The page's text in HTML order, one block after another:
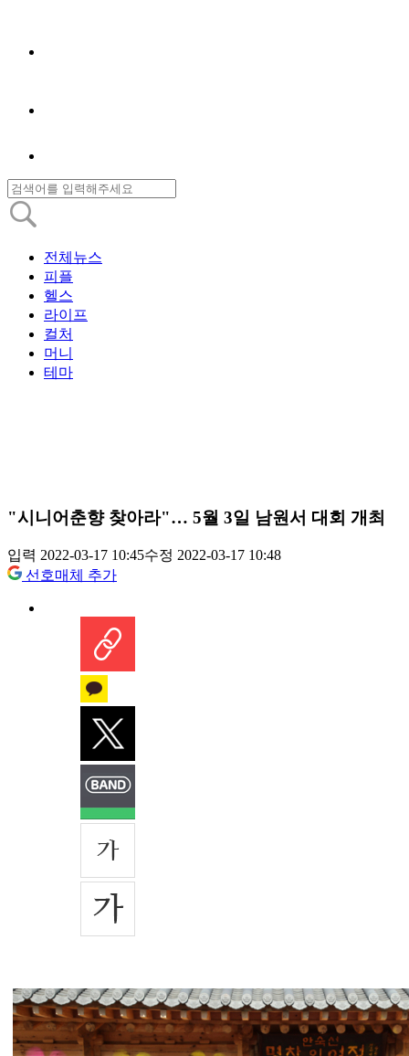
전체뉴스
피플
헬스
라이프
컬처
머니
테마
"시니어춘향 찾아라"… 5월 3일 남원서 대회 개최
입력 2022-03-17 10:45수정 2022-03-17 10:48
선호매체 추가